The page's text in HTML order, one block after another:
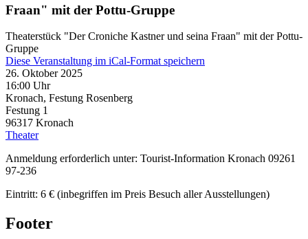
Fraan" mit der Pottu-Gruppe
Theaterstück "Der Croniche Kastner und seina Fraan" mit der Pottu-
Gruppe
Diese Veranstaltung im iCal-Format speichern
26. Oktober 2025
16:00 Uhr
Kronach, Festung Rosenberg
Festung 1
96317 Kronach
Theater
Anmeldung erforderlich unter: Tourist-Information Kronach 09261
97-236
Eintritt: 6 € (inbegriffen im Preis Besuch aller Ausstellungen)
Footer